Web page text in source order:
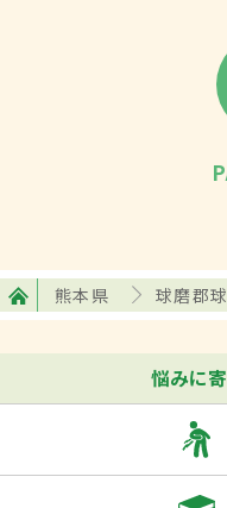
熊本県 球磨郡
悩みに